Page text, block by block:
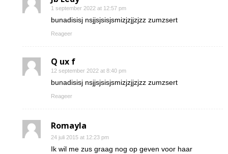
1 september 2022 at 12:57 pm
bunadisisj nsjjsjsisjsmizjzjjzjzz zumzsert
Reageer
Q ux f
12 september 2022 at 8:40 pm
bunadisisj nsjjsjsisjsmizjzjjzjzz zumzsert
Reageer
Romayla
24 juli 2015 at 12:23 pm
Ik wil me zus graag nog op geven voor haar